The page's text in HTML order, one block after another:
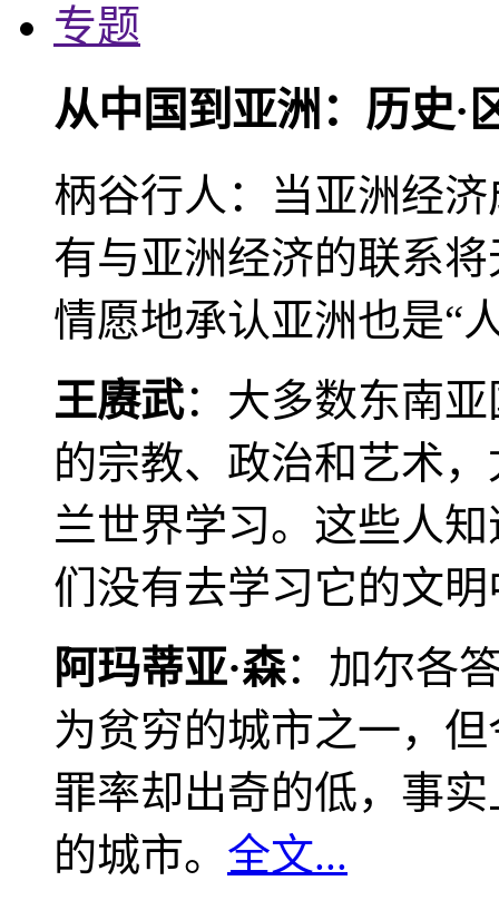
专题
从中国到亚洲：历史·
柄谷行人：当亚洲经
有与亚洲经济的联系
情愿地承认亚洲也是“
王赓武：大多数东南
的宗教、政治和艺术
兰世界学习。这些人
们没有去学习它的文
阿玛蒂亚·森：加尔各
为贫穷的城市之一，
罪率却出奇的低，事
的城市。 全文...